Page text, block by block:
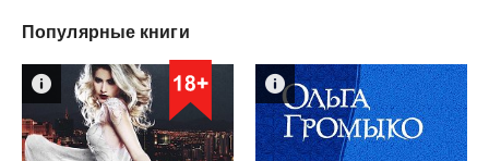
Популярные книги